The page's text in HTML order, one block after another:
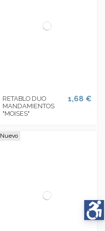
RETABLO DUO
MANDAMIENTOS
"MOISES"
1,68 €
Nuevo